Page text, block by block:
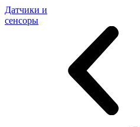
Датчики и
сенсоры